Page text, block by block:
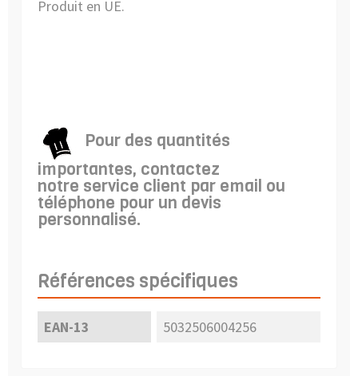
Produit en UE.
Pour des quantités
importantes, contactez
notre service client par email ou
téléphone pour un devis
personnalisé.
Références spécifiques
EAN-13 5032506004256